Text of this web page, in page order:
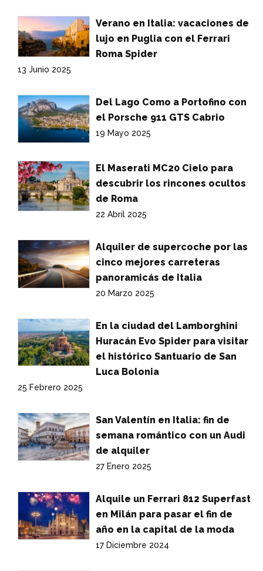
Verano en Italia: vacaciones de
lujo en Puglia con el Ferrari
Roma Spider
13 Junio 2025
Del Lago Como a Portofino con
el Porsche 911 GTS Cabrio
19 Mayo 2025
El Maserati MC20 Cielo para
descubrir los rincones ocultos
de Roma
22 Abril 2025
Alquiler de supercoche por las
cinco mejores carreteras
panoramicás de Italia
20 Marzo 2025
En la ciudad del Lamborghini
Huracán Evo Spider para visitar
el histórico Santuario de San
Luca Bolonia
25 Febrero 2025
San Valentín en Italia: fin de
semana romántico con un Audi
de alquiler
27 Enero 2025
Alquile un Ferrari 812 Superfast
en Milán para pasar el fin de
año en la capital de la moda
17 Diciembre 2024